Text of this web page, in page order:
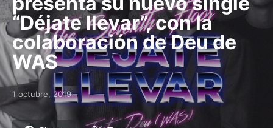
“Déjate llevar”, con la
colaboración de Deu de
WAS
Posted on
1 octubre, 2019